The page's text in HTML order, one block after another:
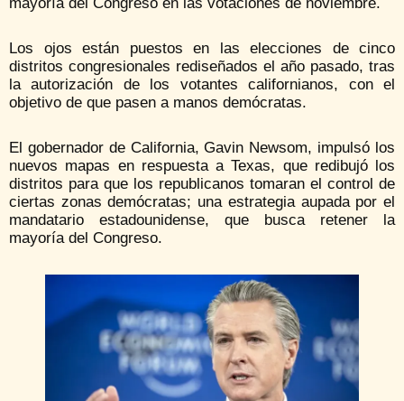
Los ojos están puestos en las elecciones de cinco
distritos congresionales rediseñados el año pasado, tras
la autorización de los votantes californianos, con el
objetivo de que pasen a manos demócratas.
El gobernador de California, Gavin Newsom, impulsó los
nuevos mapas en respuesta a Texas, que redibujó los
distritos para que los republicanos tomaran el control de
ciertas zonas demócratas; una estrategia aupada por el
mandatario estadounidense, que busca retener la
mayoría del Congreso.